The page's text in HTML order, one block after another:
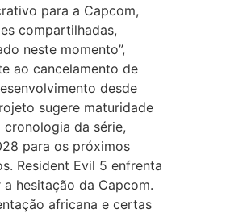
para a Capcom,
compartilhadas,
neste momento”,
ao cancelamento de
desde
sugere maturidade
da série,
para os próximos
Resident Evil 5 enfrenta
hesitação da Capcom.
africana e certas